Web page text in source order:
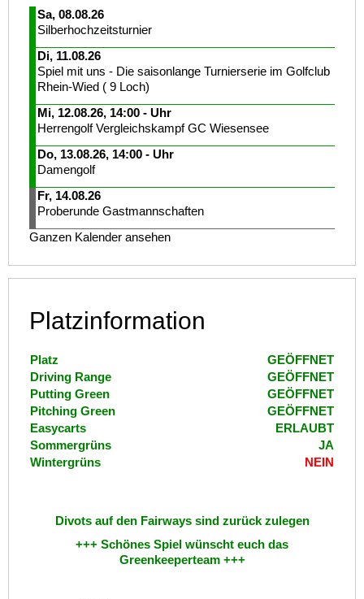
Sa, 08.08.26
Silberhochzeitsturnier
Di, 11.08.26
Spiel mit uns - Die saisonlange Turnierserie im Golfclub
Rhein-Wied ( 9 Loch)
Mi, 12.08.26, 14:00 - Uhr
Herrengolf Vergleichskampf GC Wiesensee
Do, 13.08.26, 14:00 - Uhr
Damengolf
Fr, 14.08.26
Proberunde Gastmannschaften
Ganzen Kalender ansehen
Platzinformation
Platz
GEÖFFNET
Driving Range
GEÖFFNET
Putting Green
GEÖFFNET
Pitching Green
GEÖFFNET
Easycarts
ERLAUBT
Sommergrüns
JA
Wintergrüns
NEIN
Divots auf den Fairways sind zurück zulegen
+++ Schönes Spiel wünscht euch das
Greenkeeperteam +++